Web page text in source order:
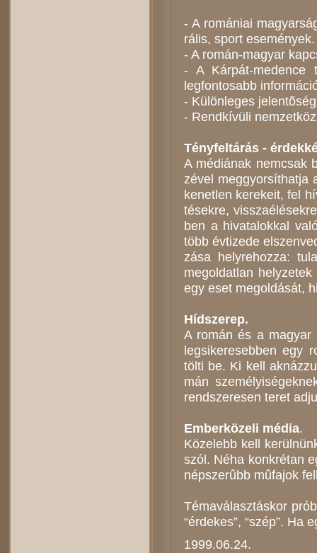
- A ro­má­ni­ai
rá­lis, sport ese­mé­nyek.
- A ro­mán-ma­gyar
- A Kárpát-medence
legfontosabb
- Kü­lön­le­ges
- Rend­kí­vü­li
Tény­fel­tá­rás -
A mé­di­á­nak nem­csak
zé­vel meg­gyor­sít­hat­ja
ke­net­len ke­re­ke­it, fel
té­sek­re,
ben a hi­va­ta­lok­kal
több év­ti­ze­de
zá­sa hely­re­hoz­za:
meg­ol­dat­lan
egy eset meg­ol­dá­sát,
Híd­sze­rep.
A ro­mán és a ma­gyar
leg­si­ke­re­seb­ben egy
töl­ti be. Ki kell
mán
rend­sze­re­sen te­ret
Em­ber­kö­ze­li mé­dia.
Kö­ze­lebb kell
szól. Né­ha konk­ré­tan
nép­sze­rûbb mû­faj­ok
Té­ma­vá­lasz­tás­kor
“ér­de­kes”, “szép”. Ha
1999.06.24.